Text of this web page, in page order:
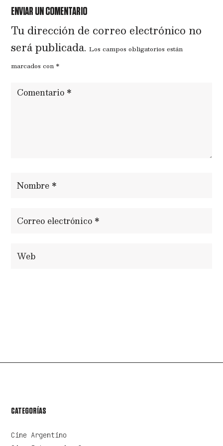
ENVIAR UN COMENTARIO
Tu dirección de correo electrónico no
será publicada. Los campos obligatorios están
marcados con *
CATEGORÍAS
Cine Argentino